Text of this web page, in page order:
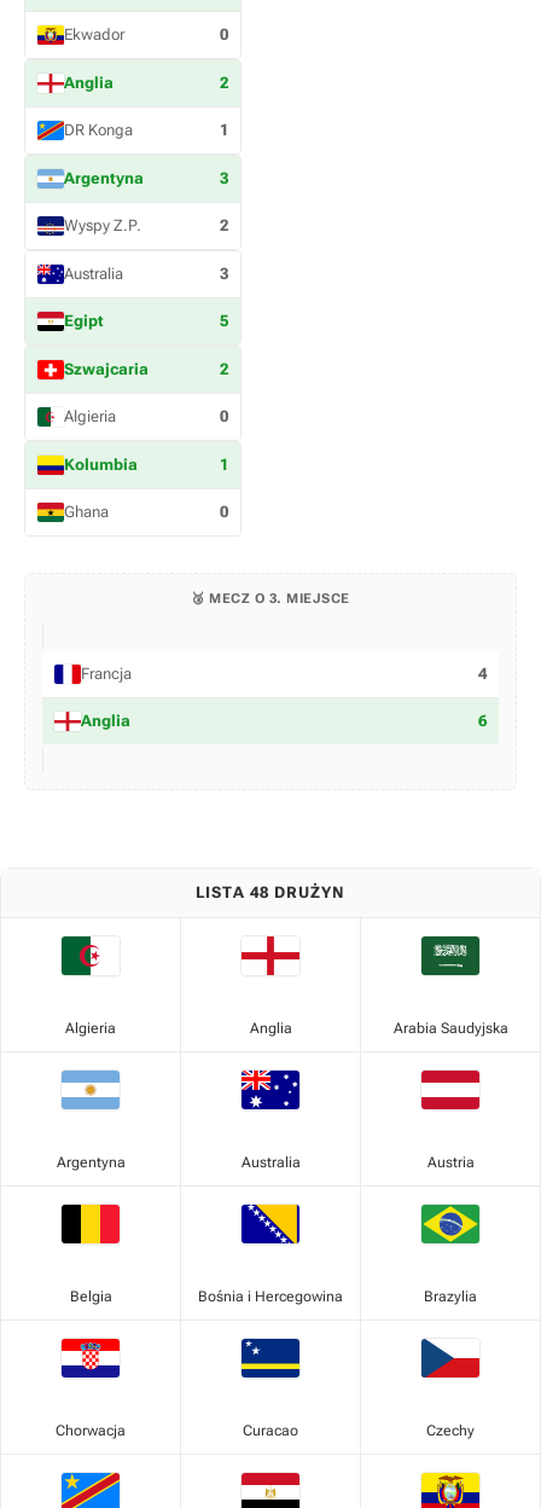
Ekwador 0
Anglia 2
DR Konga 1
Argentyna 3
Wyspy Z.P. 2
Australia 3
Egipt 5
Szwajcaria 2
Algieria 0
Kolumbia 1
Ghana 0
🥉 MECZ O 3. MIEJSCE
Francja 4
Anglia 6
LISTA 48 DRUŻYN
Algieria Anglia Arabia Saudyjska
Argentyna Australia Austria
Belgia Bośnia i Hercegowina Brazylia
Chorwacja Curacao Czechy